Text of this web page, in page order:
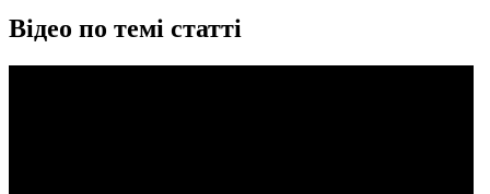
Відео по темі статті